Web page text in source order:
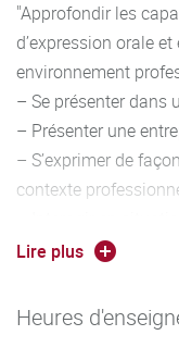
– Veiller à la qualité
l’expression
– Manier toutes
etc.), lire des
– Maîtriser le
le restituer dans
– Argumenter et
"Approfondir les
d’expression orale
environnement
– Se présenter dans
– Présenter une
– S’exprimer de
contexte
registres de langue à
Lire plus
Heures